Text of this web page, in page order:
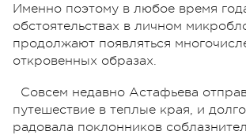
Именно поэтому в любое время
обстоятельствах в личном
продолжают появляться
откровенных образах.
Совсем недавно Астафьева
путешествие в теплые края, и
радовала поклонников